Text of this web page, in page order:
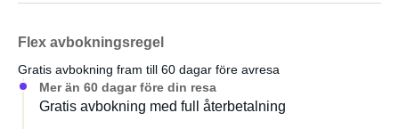
Flex avbokningsregel
Gratis avbokning fram till 60 dagar före avresa
Mer än 60 dagar före din resa
Gratis avbokning med full återbetalning